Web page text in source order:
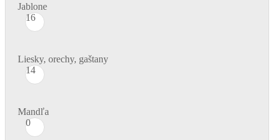
Jablone
16
Liesky, orechy, gaštany
14
Mandľa
0